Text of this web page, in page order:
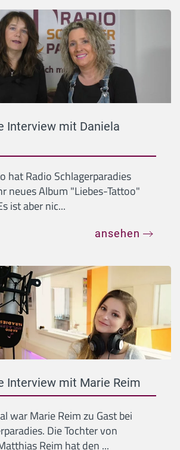
Interview mit Daniela
hat Radio Schlagerparadies
neues Album "Liebes-Tattoo"
ist aber nic...
ansehen
Interview mit Marie Reim
war Marie Reim zu Gast bei
Die Tochter von
Reim hat den ...